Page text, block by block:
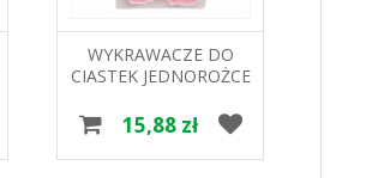
WYKRAWACZE DO
CIASTEK JEDNOROŻCE
15,88 zł